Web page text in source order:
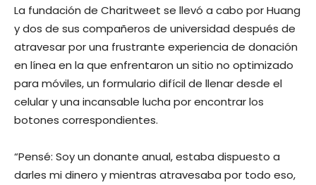
La fundación de Charitweet se llevó a cabo por Huang
y dos de sus compañeros de universidad después de
atravesar por una frustrante experiencia de donación
en línea en la que enfrentaron un sitio no optimizado
para móviles, un formulario difícil de llenar desde el
celular y una incansable lucha por encontrar los
botones correspondientes.
“Pensé: Soy un donante anual, estaba dispuesto a
darles mi dinero y mientras atravesaba por todo eso,